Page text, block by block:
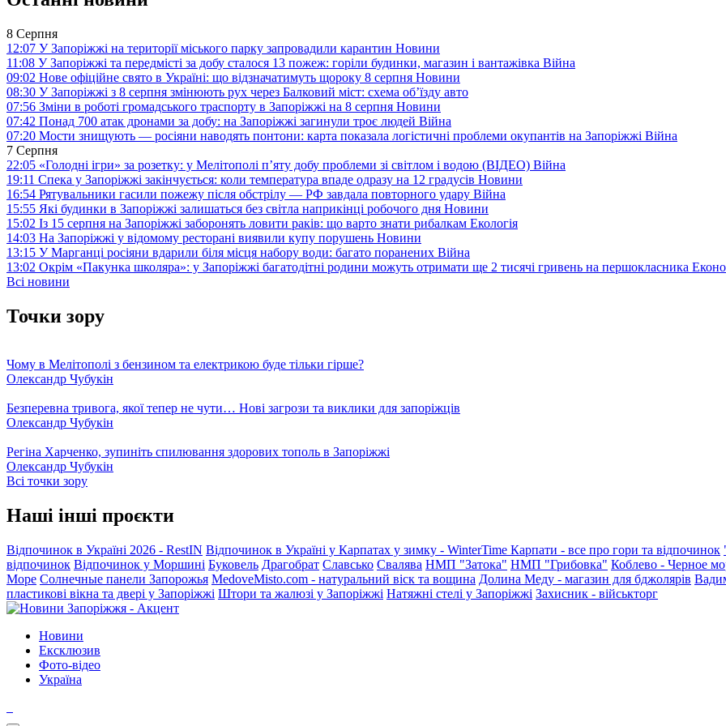
8 Серпня
12:07 У Запоріжжі на території міського парку запровадили карантин Новини
11:08 У Запоріжжі та передмісті за добу сталося 13 пожеж: горіли будинки, магазин і вантажівка Війна
09:02 Нове офіційне свято в Україні: що відзначатимуть щороку 8 серпня Новини
08:30 У Запоріжжі з 8 серпня змінюють рух через Балковий міст: схема об’їзду авто
07:56 Зміни в роботі громадського траспорту в Запоріжжі на 8 серпня Новини
07:42 Понад 700 атак дронами за добу: на Запоріжжі загинули троє людей Війна
07:20 Мости знищують — росіяни наводять понтони: карта показала логістичні проблеми окупантів на Запоріжжі Війна
7 Серпня
22:05 «Голодні ігри» за розетку: у Мелітополі п’яту добу проблеми зі світлом і водою (ВІДЕО) Війна
19:11 Спека у Запоріжжі закінчується: коли температура впаде одразу на 12 градусів Новини
16:54 Рятувальники гасили пожежу після обстрілу — РФ завдала повторного удару Війна
15:55 Які будинки в Запоріжжі залишаться без світла наприкінці робочого дня Новини
15:02 Із 15 серпня на Запоріжжі заборонять ловити раків: що варто знати рибалкам Екологія
14:03 На Запоріжжі у відомому ресторані виявили купу порушень Новини
13:15 У Марганці росіяни вдарили біля місця набору води: багато поранених Війна
13:02 Окрім «Пакунка школяра»: у Запоріжжі багатодітні родини можуть отримати ще 2 тисячі гривень на першокласника
Всі новини
Точки зору
Чому в Мелітополі з бензином та електрикою буде тільки гірше?
Олександр Чубукін
Безперевна тривога, якої тепер не чути… Нові загрози та виклики для запоріжців
Олександр Чубукін
Регіна Харченко, зупиніть спилювання здорових тополь в Запоріжжі
Олександр Чубукін
Всі точки зору
Наші інші проєкти
Відпочинок в Україні 2026 - RestIN Відпочинок в Україні у Карпатах у зимку - WinterTime Карпати - все про гори та відпочинок
відпочинок Відпочинок у Моршині Буковель Драгобрат Славсько Свалява НМП "Затока" НМП "Грибовка" Коблево - Черное
Море Солнечные панели Запорожья MedoveMisto.com - натуральний віск та вощина Долина Меду - магазин для бджолярів
пластикові вікна та двері у Запоріжжі Штори та жалюзі у Запоріжжі Натяжні стелі у Запоріжжі Захисник - військторг
Новини
Ексклюзив
Фото-відео
Україна